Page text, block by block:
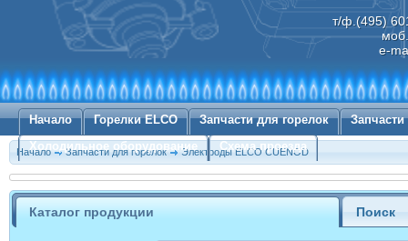
т/ф.(495)
e-
Начало Горелки ELCO Запчасти для горелок
Холодильное оборудование
Схема проезда
Начало Запчасти для горелок Электроды ELCO CUENOD
Каталог продукции Поиск